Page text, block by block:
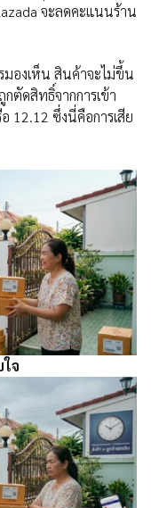
จะลดคะแนนร้าน
องเห็น สินค้าจะไม่ขึ้น
ตัดสิทธิ์จากการเข้า
12.12 ซึ่งนี่คือการเสีย
จ